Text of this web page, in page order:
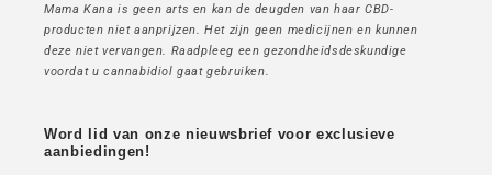
Mama Kana is geen arts en kan de deugden van haar CBD-
producten niet aanprijzen. Het zijn geen medicijnen en kunnen
deze niet vervangen. Raadpleeg een gezondheidsdeskundige
voordat u cannabidiol gaat gebruiken.
Word lid van onze nieuwsbrief voor exclusieve
aanbiedingen!